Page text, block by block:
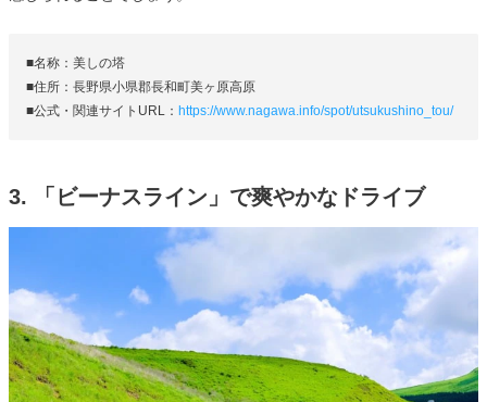
■名称：美しの塔
■住所：長野県小県郡長和町美ヶ原高原
■公式・関連サイトURL： https://www.nagawa.info/spot/utsukushino_tou/
3. 「ビーナスライン」で爽やかなドライブ